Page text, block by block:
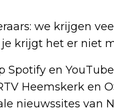
we krijgen
krijgt het er niet
en
Heemskerk en
nieuwssites van